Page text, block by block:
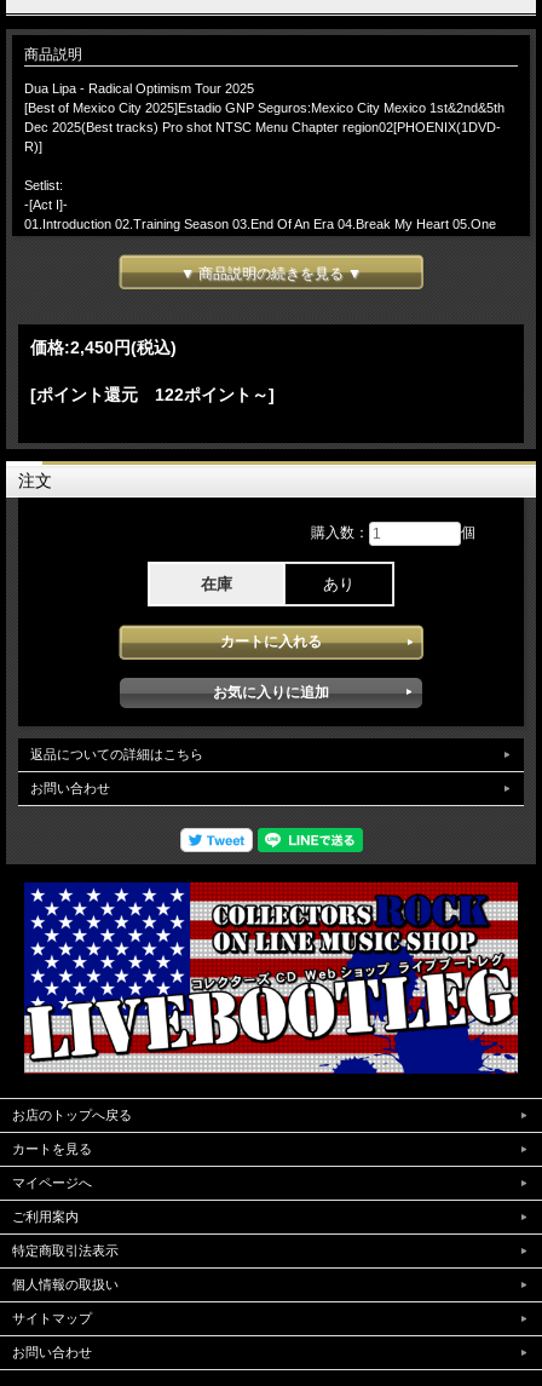
商品説明
Dua Lipa - Radical Optimism Tour 2025
[Best of Mexico City 2025]Estadio GNP Seguros:Mexico City Mexico 1st&2nd&5th
Dec 2025(Best tracks) Pro shot NTSC Menu Chapter region02[PHOENIX(1DVD-
R)]
Setlist:
-[Act I]-
01.Introduction 02.Training Season 03.End Of An Era 04.Break My Heart 05.One
-[Act III]-
26.Encore Break
27.Encore Intro 28.New Rules x Glue 29.Dance The Night 30.Don’t Start Now
Dua Lipa - Radical Optimism Tour 2025 最終公演のメキシコ3公演をProshotにて記
のメキシコにて幕を閉じたDua Lipaのワールードツアーとなりほとんどがスタジア
ム級の会場を使用し且つチケットもソールドアウトしているDua Lipaの人気の高さ
が記録され本アイテムに記録されたperformanceはその中でも最大級のライブとな
り3公演で約195000人が集まりまさにファイナルにふさわしい最高の内容で会場に
ベーションの高さが最高のステージを行い素晴らしいPerformanceが堪能できま
す。bonus映像でツアーのドキュメント映像が約18分収録されています。映像クオ
きます。（NTSC Menu Chapter region02仕様)
▼ 商品説明の続きを見る ▼
価格:2,450円(税込)
[ポイント還元 122ポイント～]
注文
購入数： 個
在庫 あり
返品についての詳細はこちら
お問い合わせ
お店のトップへ戻る
カートを見る
マイページへ
ご利用案内
特定商取引法表示
個人情報の取扱い
サイトマップ
お問い合わせ